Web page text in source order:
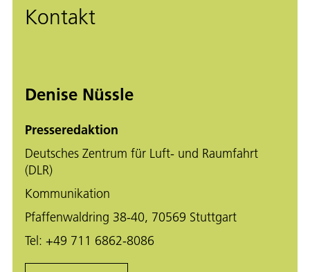
Kontakt
Denise Nüssle
Presseredaktion
Deutsches Zentrum für Luft- und Raumfahrt
(DLR)
Kommunikation
Pfaffenwaldring 38-40, 70569 Stuttgart
Tel: +49 711 6862-8086